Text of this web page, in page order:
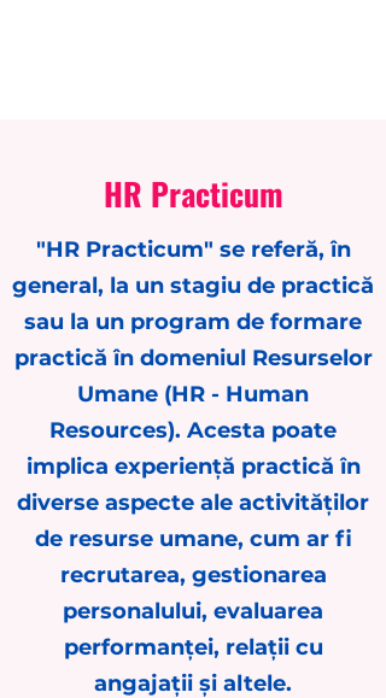
HR Practicum
"HR Practicum" se referă, în
general, la un stagiu de practică
sau la un program de formare
practică în domeniul Resurselor
Umane (HR - Human
Resources). Acesta poate
implica experiență practică în
diverse aspecte ale activităților
de resurse umane, cum ar fi
recrutarea, gestionarea
personalului, evaluarea
performanței, relații cu
angajații și altele.